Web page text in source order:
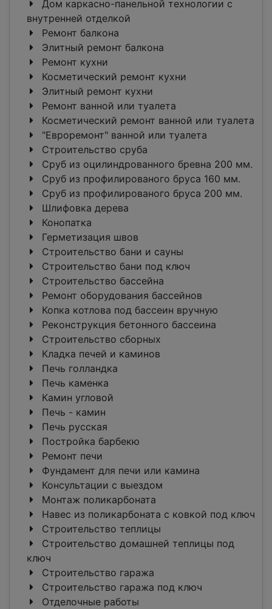
Дом каркасно-панельной технологии с
внутренней отделкой
Ремонт балкона
Элитный ремонт балкона
Ремонт кухни
Косметический ремонт кухни
Элитный ремонт кухни
Ремонт ванной или туалета
Косметический ремонт ванной или туалета
"Евроремонт" ванной или туалета
Строительство сруба
Сруб из оцилиндрованного бревна 200 мм.
Сруб из профилированого бруса 160 мм.
Сруб из профилированого бруса 200 мм.
Шлифовка дерева
Конопатка
Герметизация швов
Строительство бани и сауны
Строительство бани под ключ
Строительство бассейна
Ремонт оборудования бассейнов
Копка котлова под бассеин вручную
Реконструкция бетонного бассеина
Строительство сборных
Кладка печей и каминов
Печь голландка
Печь каменка
Камин угловой
Печь - камин
Печь русская
Постройка барбекю
Ремонт печи
Фундамент для печи или камина
Консультации с выездом
Монтаж поликарбоната
Навес из поликарбоната с ковкой под ключ
Строительство теплицы
Строительство домашней теплицы под
ключ
Строительство гаража
Строительство гаража под ключ
Отделочные работы